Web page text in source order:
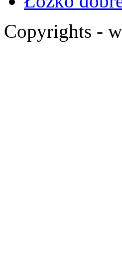
Copyrights -